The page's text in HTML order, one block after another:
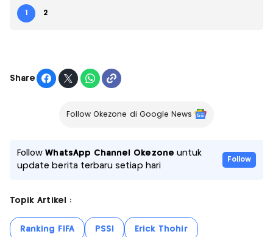
1 2
Share
Follow Okezone di Google News
FollowWhatsApp Channel Okezone untuk
update berita terbaru setiap hari
Follow
Topik Artikel :
Ranking FIFA PSSI Erick Thohir